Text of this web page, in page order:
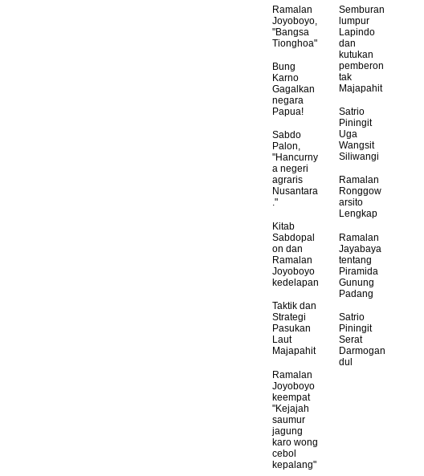
Ramalan
Joyoboyo,
"Bangsa
Tionghoa"
Bung
Karno
Gagalkan
negara
Papua!
Sabdo
Palon,
"Hancurny
a negeri
agraris
Nusantara
."
Kitab
Sabdopal
on dan
Ramalan
Joyoboyo
kedelapan
Taktik dan
Strategi
Pasukan
Laut
Majapahit
Ramalan
Joyoboyo
keempat
"Kejajah
saumur
jagung
karo wong
cebol
kepalang"
Semburan
lumpur
Lapindo
dan
kutukan
pemberon
tak
Majapahit
Satrio
Piningit
Uga
Wangsit
Siliwangi
Ramalan
Ronggow
arsito
Lengkap
Ramalan
Jayabaya
tentang
Piramida
Gunung
Padang
Satrio
Piningit
Serat
Darmogan
dul